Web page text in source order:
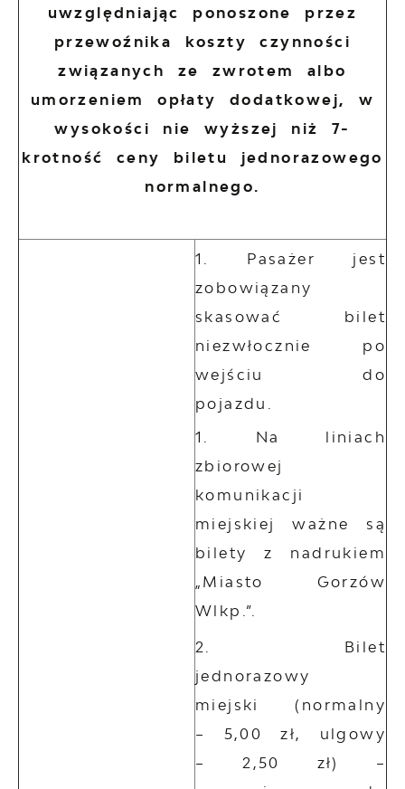
uwzględniając ponoszone przez
przewoźnika koszty czynności
związanych ze zwrotem albo
umorzeniem opłaty dodatkowej, w
wysokości nie wyższej niż 7-
krotność ceny biletu jednorazowego
normalnego.
Pasażer jest
zobowiązany
skasować bilet
niezwłocznie po
wejściu do
pojazdu.
Na liniach
zbiorowej
komunikacji
miejskiej ważne są
bilety z nadrukiem
„Miasto Gorzów
Wlkp.”.
Bilet
jednorazowy
miejski (normalny
– 5,00 zł, ulgowy
– 2,50 zł) –